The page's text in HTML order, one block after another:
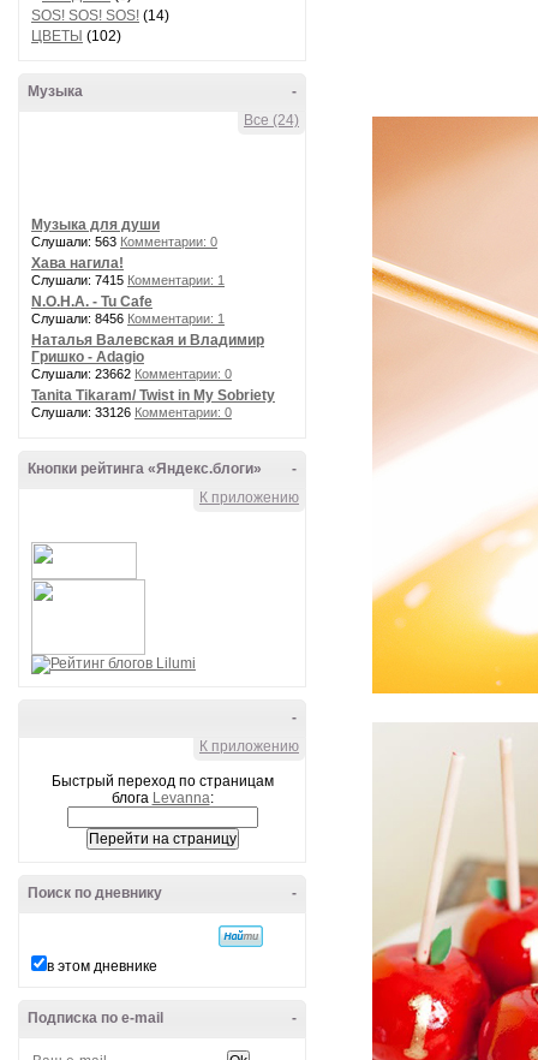
SOS! SOS! SOS! (14)
ЦВЕТЫ (102)
-
Музыка
Все (24)
Музыка для души
Слушали: 563 Комментарии: 0
Хава нагила!
Слушали: 7415 Комментарии: 1
N.O.H.A. - Tu Cafe
Слушали: 8456 Комментарии: 1
Наталья Валевская и Владимир
Гришко - Adagio
Слушали: 23662 Комментарии: 0
Tanita Tikaram/ Twist in My Sobriety
Слушали: 33126 Комментарии: 0
-
Кнопки рейтинга «Яндекс.блоги»
К приложению
-
К приложению
Быстрый переход по страницам
блога Levanna:
-
Поиск по дневнику
в этом дневнике
-
Подписка по e-mail